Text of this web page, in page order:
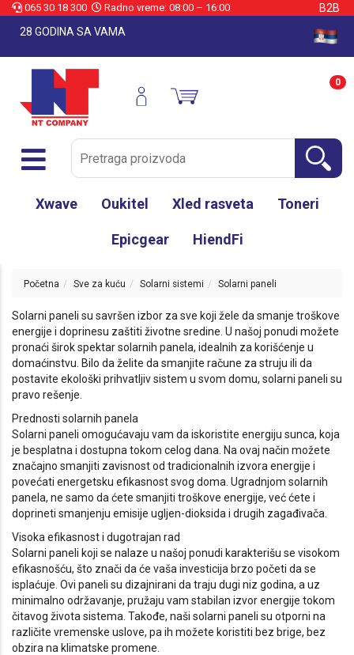
065 30 18 300 Radno vreme: 08:00 – 16:00
B2B
28 GODINA SA VAMA
Xwave Oukitel Xled rasveta Toneri
Epicgear HiendFi
0
Početna Sve za kuću Solarni sistemi Solarni paneli
Solarni paneli su savršen izbor za sve koji žele da smanje troškove
energije i doprinesu zaštiti životne sredine. U našoj ponudi možete
pronaći širok spektar solarnih panela, idealnih za korišćenje u
domaćinstvu. Bilo da želite da smanjite račune za struju ili da
postavite ekološki prihvatljiv sistem u svom domu, solarni paneli su
pravo rešenje.
Prednosti solarnih panela
Solarni paneli omogućavaju vam da iskoristite energiju sunca, koja
je besplatna i dostupna tokom celog dana. Na ovaj način možete
značajno smanjiti zavisnost od tradicionalnih izvora energije i
povećati energetsku efikasnost svog doma. Ugradnjom solarnih
panela, ne samo da ćete smanjiti troškove energije, već ćete i
doprineti smanjenju emisije ugljen-dioksida i drugih zagađivača.
Visoka efikasnost i dugotrajan rad
Solarni paneli koji se nalaze u našoj ponudi karakterišu se visokom
efikasnošću, što znači da će vaša investicija brzo početi da se
isplaćuje. Ovi paneli su dizajnirani da traju dugi niz godina, a uz
minimalno održavanje, pružaju vam stabilan izvor energije tokom
čitavog života sistema. Takođe, naši solarni paneli su otporni na
različite vremenske uslove, pa ih možete koristiti bez brige, bez
obzira na klimatske promene.